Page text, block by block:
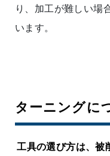
り、加工が難しい場
います。
ターニングに
工具の選び方は、被